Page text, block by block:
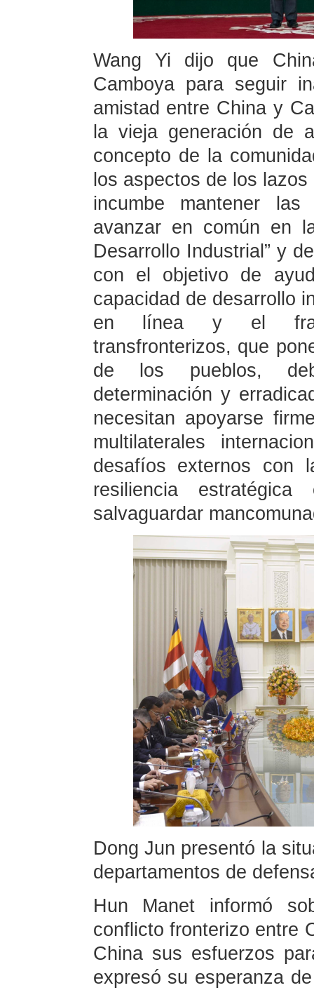
Wang Yi dijo que
Camboya para seguir
amistad entre China y
la vieja generación de
concepto de la
los aspectos de los
incumbe mantener
avanzar en común en
Desarrollo Industrial” y
con el objetivo de
capacidad de desarrollo
en línea y el
transfronterizos, que
de los pueblos,
determinación y
necesitan apoyarse
multilaterales
desafíos externos con
resiliencia
salvaguardar
Dong Jun presentó la
departamentos de
Hun Manet informó
conflicto fronterizo entre
China sus esfuerzos
expresó su esperanza